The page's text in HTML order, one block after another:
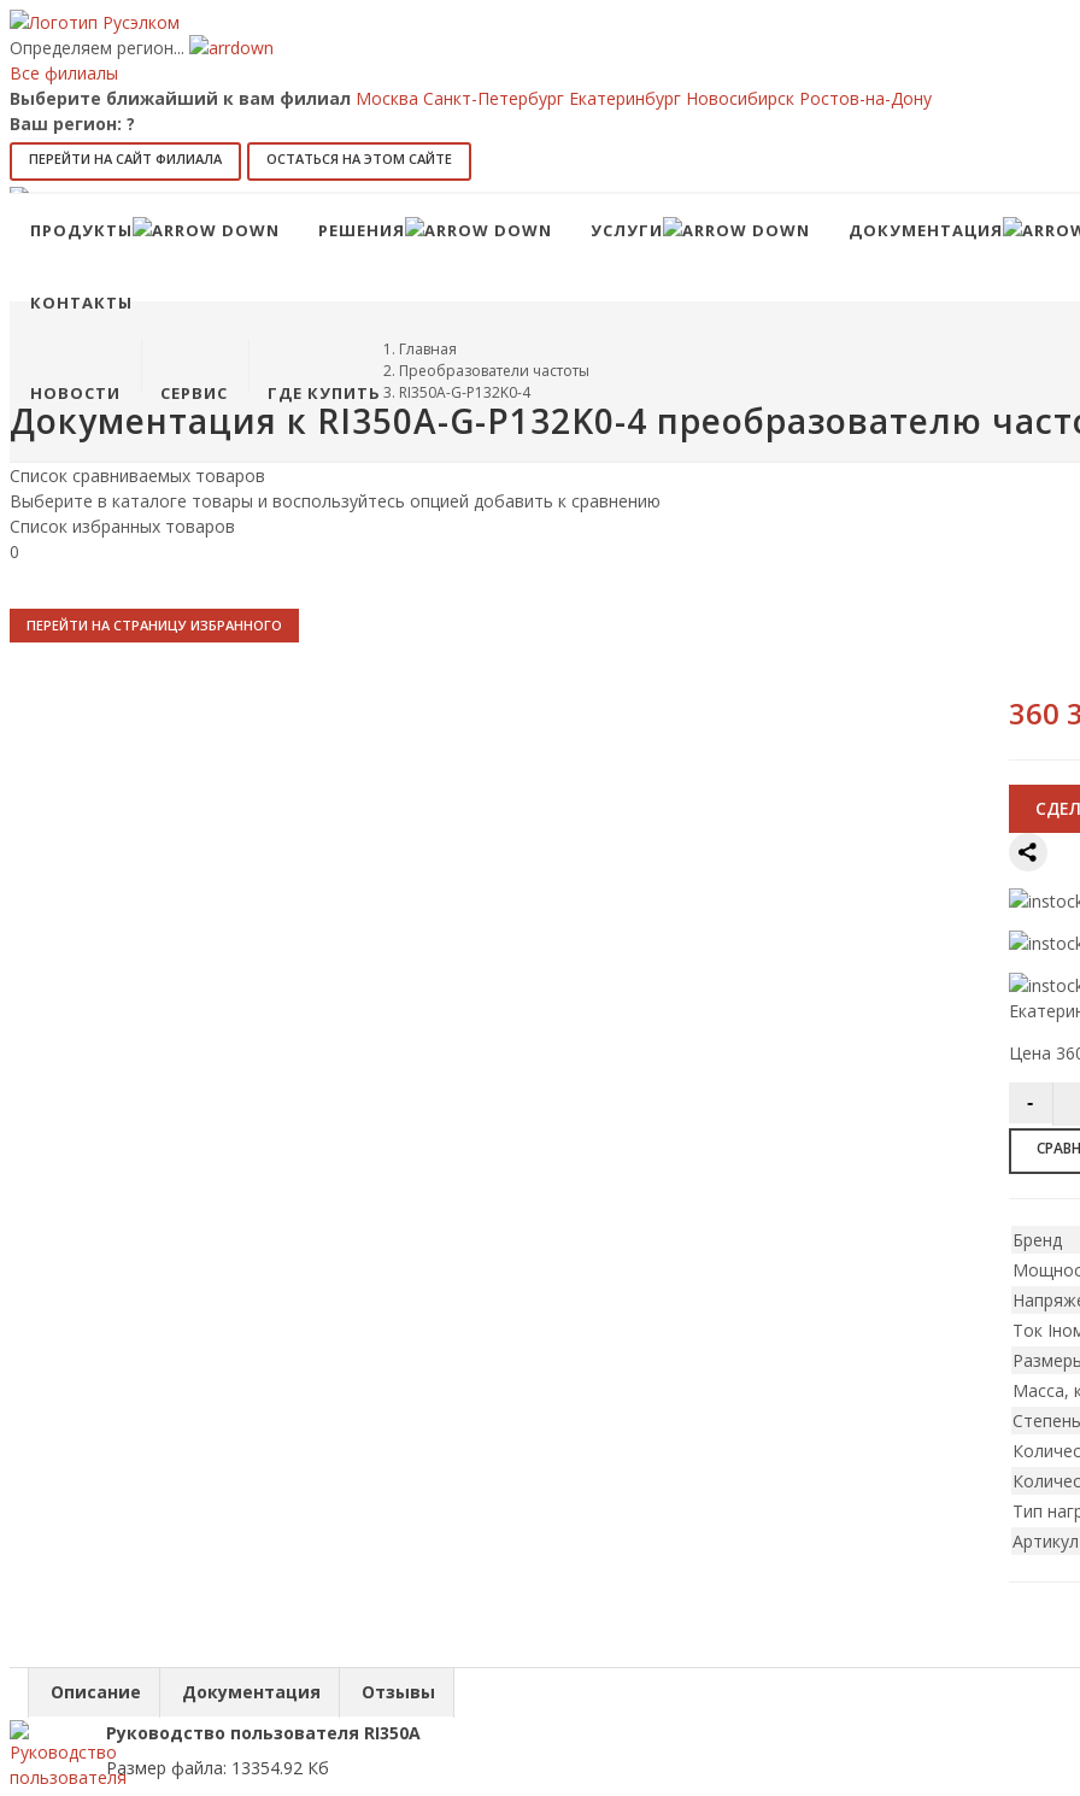
Определяем регион...
Все филиалы
Выберите ближайший к вам филиал Москва Санкт-Петербург Екатеринбург Новосибирск Ростов-на-Дону
Ваш регион: ?
ПЕРЕЙТИ НА САЙТ ФИЛИАЛА ОСТАТЬСЯ НА ЭТОМ САЙТЕ
8 (800) 707-15-56 info@ruselkom.ru
ПРОДУКТЫ РЕШЕНИЯ УСЛУГИ ДОКУМЕНТАЦИЯ
КОНТАКТЫ
НОВОСТИ СЕРВИС ГДЕ КУПИТЬ
Главная
Преобразователи частоты
RI350A-G-P132K0-4
Документация к RI350A-G-P132K0-4 преобразователю
Список сравниваемых товаров
Выберите в каталоге товары и воспользуйтесь опцией добавить к сравнению
Список избранных товаров
0
ПЕРЕЙТИ НА СТРАНИЦУ ИЗБРАННОГО
360
Цена
Бренд
Ток
Масса,
Тип
Артикул
Описание Документация
Отзывы
Руководство пользователя RI350A
Размер файла: 13354.92 Кб